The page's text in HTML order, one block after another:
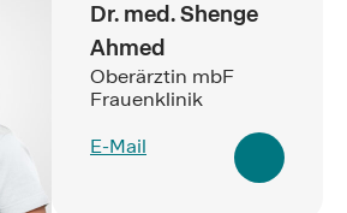
Dr. med. Shenge
Ahmed
Oberärztin mbF
Frauenklinik
E-Mail